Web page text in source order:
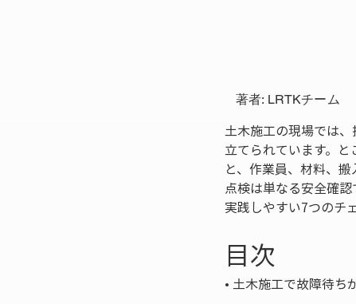
著者: LRTKチーム
土木施工の現場では
立てられています。
と、作業員、材料、
点検は単なる安全確
実践しやすい7つのチ
目次
•